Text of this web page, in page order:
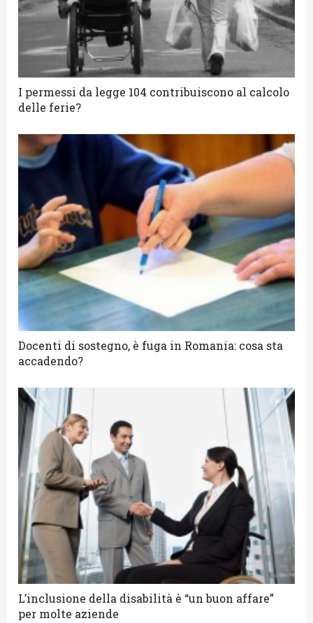
I permessi da legge 104 contribuiscono al calcolo
delle ferie?
Docenti di sostegno, è fuga in Romania: cosa sta
accadendo?
L’inclusione della disabilità è “un buon affare”
per molte aziende